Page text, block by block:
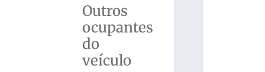
Outros
ocupantes
do
veículo